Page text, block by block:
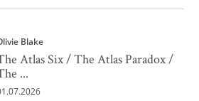
Blake
Atlas Six / The Atlas Paradox /
The ...